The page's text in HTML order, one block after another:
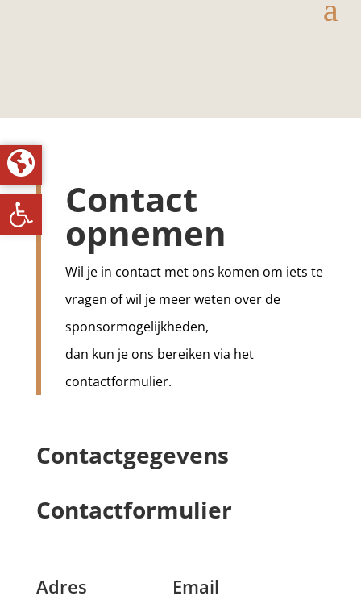
Toolbar openen
Contact
opnemen
Wil je in contact met ons komen om iets te
vragen of wil je meer weten over de
sponsormogelijkheden,
dan kun je ons bereiken via het
contactformulier.
Contactgegevens
Contactformulier
Adres Email